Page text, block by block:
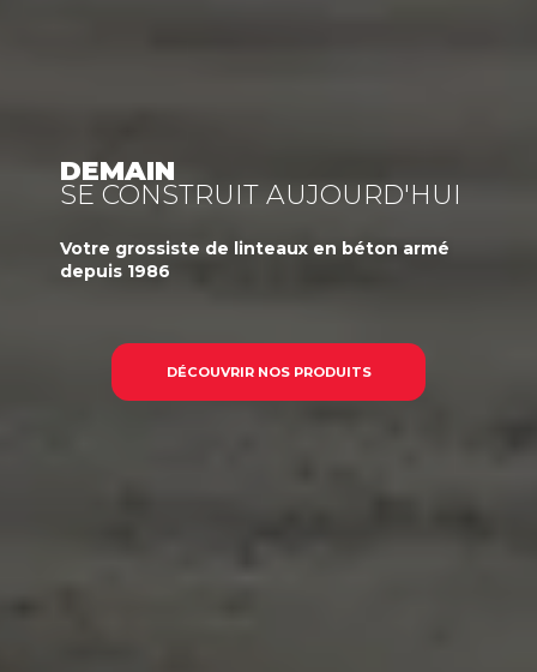
DEMAIN
SE CONSTRUIT AUJOURD'HUI
Votre grossiste de linteaux en béton armé
depuis 1986
DÉCOUVRIR NOS PRODUITS